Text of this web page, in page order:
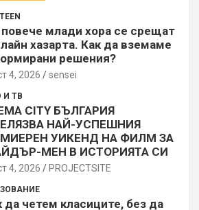
млади хора се срещат
хазарта. Как да вземаме
решения?
4, 2026 sensei
И ТВ
CITY БЪЛГАРИЯ
НАЙ-УСПЕШНИЯ
УИКЕНД НА ФИЛМ ЗА
МЕН В ИСТОРИЯТА СИ
4, 2026 PROJECTSITЕ
да четем класиците, без да